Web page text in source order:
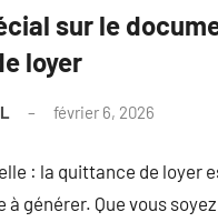
sur le
loyer
février 6, 2026
: la quittance de loyer
à générer. Que vous soyez